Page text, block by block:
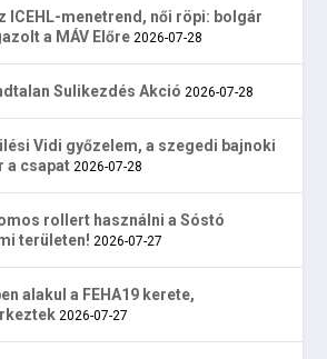
ICEHL-menetrend, női röpi: bolgár
a MÁV Előre 2026-07-28
Sulikezdés Akció 2026-07-28
Vidi győzelem, a szegedi bajnoki
a csapat 2026-07-28
rollert használni a Sóstó
területen! 2026-07-27
alakul a FEHA19 kerete,
2026-07-27